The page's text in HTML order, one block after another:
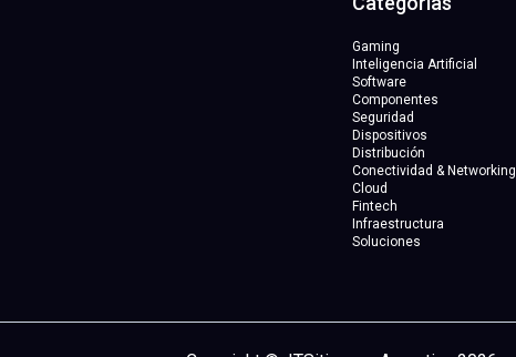
Gaming
Inteligencia Artificial
Software
Componentes
Seguridad
Dispositivos
Distribución
Conectividad & Networking
Cloud
Fintech
Infraestructura
Soluciones